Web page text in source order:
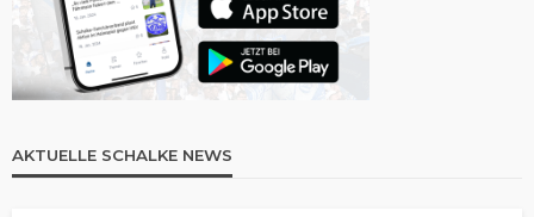
AKTUELLE SCHALKE NEWS